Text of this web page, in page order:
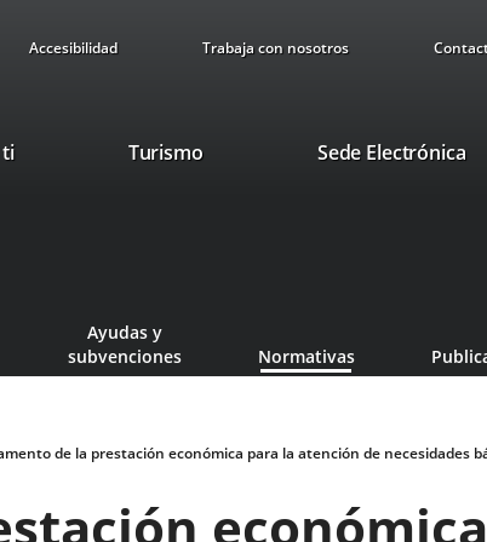
Accesibilidad Trabaja con nosotros
ti TurismoEste
Sede Electrónica
Ayudas y
subvenciones
Normativas
de la prestación económica para la atención de necesidades